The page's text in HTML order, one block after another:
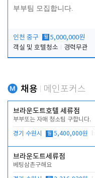
부부팀 모집합니다.
인천 중구 월 5,000,000원
객실 및 호텔청소
경력무관
채용 메인포커스
브라운도트호텔 세류점
부부또는 자매 청소팀 구합니다.
경기 수원시 월 5,400,000원
브라운도트세류점
베팅삼촌구해요